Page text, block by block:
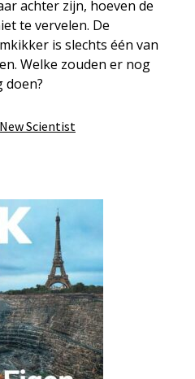
achter zijn, hoeven de
te vervelen. De
is slechts één van
Welke zouden er nog
doen?
New Scientist